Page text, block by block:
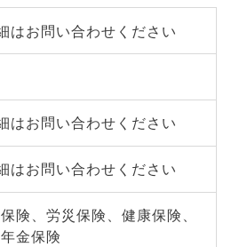
はお問い合わせください
はお問い合わせください
はお問い合わせください
険、労災保険、健康保険、
金保険